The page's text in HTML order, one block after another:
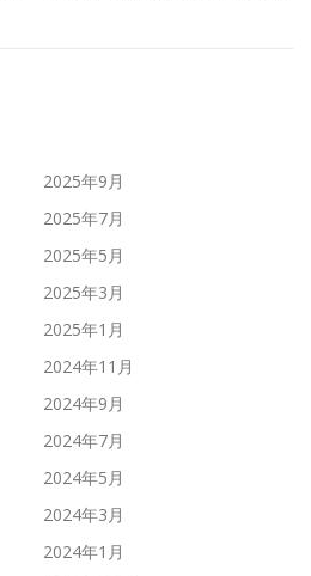
2025年9月
2025年7月
2025年5月
2025年3月
2025年1月
2024年11月
2024年9月
2024年7月
2024年5月
2024年3月
2024年1月